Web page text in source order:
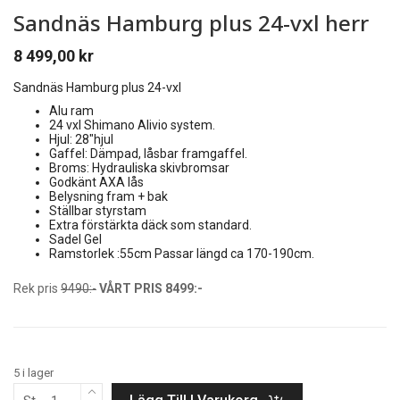
Sandnäs Hamburg plus 24-vxl herr
8 499,00 kr
Sandnäs Hamburg plus 24-vxl
Alu ram
24 vxl Shimano Alivio system.
Hjul: 28″hjul
Gaffel: Dämpad, låsbar framgaffel.
Broms: Hydrauliska skivbromsar
Godkänt AXA lås
Belysning fram + bak
Ställbar styrstam
Extra förstärkta däck som standard.
Sadel Gel
Ramstorlek :55cm Passar längd ca 170-190cm.
Rek pris 9490:-VÅRT PRIS 8499:-
5 i lager